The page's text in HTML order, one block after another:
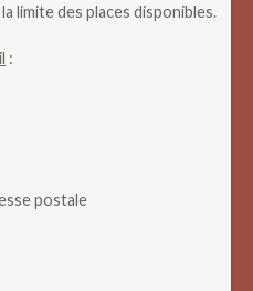
limite des places disponibles.
:
postale